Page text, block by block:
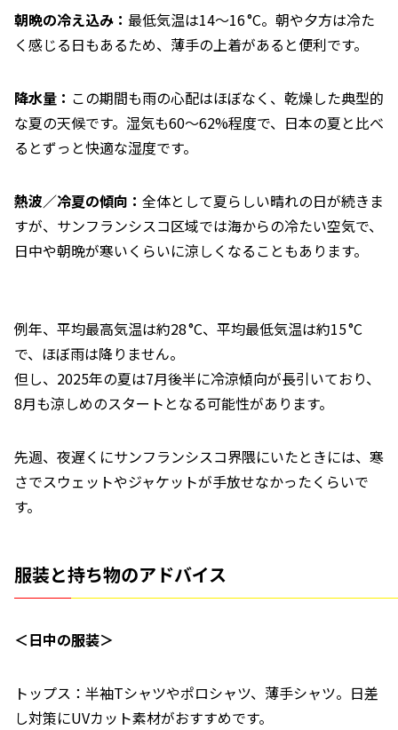
朝晩の冷え込み： 最低気温は14〜16 °C。朝や夕方は冷た
く感じる日もあるため、薄手の上着があると便利です。
降水量： この期間も雨の心配はほぼなく、乾燥した典型的
な夏の天候です。湿気も60〜62%程度で、日本の夏と比べ
るとずっと快適な湿度です。
熱波／冷夏の傾向： 全体として夏らしい晴れの日が続きま
すが、サンフランシスコ区域では海からの冷たい空気で、
日中や朝晩が寒いくらいに涼しくなることもあります。
例年、平均最高気温は約28 °C、平均最低気温は約15 °C
で、ほぼ雨は降りません。
但し、2025年の夏は7月後半に冷涼傾向が長引いており、
8月も涼しめのスタートとなる可能性があります。
先週、夜遅くにサンフランシスコ界隈にいたときには、寒
さでスウェットやジャケットが手放せなかったくらいで
す。
服装と持ち物のアドバイス
＜日中の服装＞
トップス：半袖Tシャツやポロシャツ、薄手シャツ。日差
し対策にUVカット素材がおすすめです。